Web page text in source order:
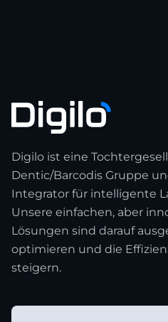
Digilo ist eine
Dentic/Barcodis Gruppe
Integrator für intelligente
Unsere einfachen, aber
Lösungen sind darauf
optimieren und die
steigern.